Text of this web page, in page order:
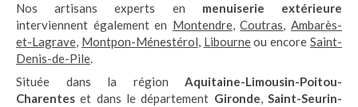
Nos artisans experts en menuiserie extérieure
interviennent également en Montendre,Coutras,Ambarès-
et-Lagrave, Montpon-Ménestérol, Libourneou encoreSaint-
Denis-de-Pile.
Située dans la région Aquitaine-Limousin-Poitou-
Charentes et dans le département Gironde,Saint-Seurin-